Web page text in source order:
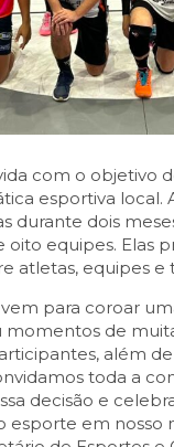
com o objetivo
esportiva local.
durante dois
oito equipes. Elas
atletas, equipes e
vem para coroar
de
além
toda a
decisão e
esporte em nosso